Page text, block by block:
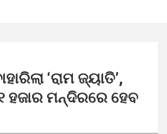
‘ରାମ ଜ୍ୟାତି’,
ହଜାର ମନ୍ଦିରରେ ହେବ